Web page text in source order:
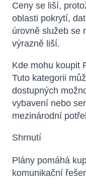
Ceny se liší,
oblasti pokrytí,
úrovně služeb se
výrazně liší.
Kde mohu koupit
Tuto kategorii
dostupných
vybavení nebo
mezinárodní
Shrnutí
Plány pomáhá
komunikační